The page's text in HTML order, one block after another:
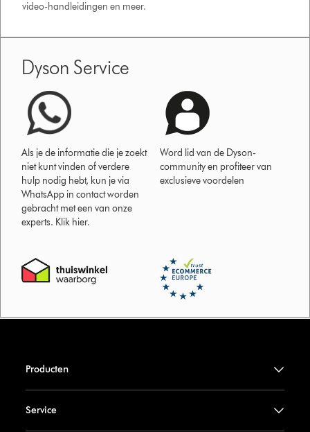
video-handleidingen en meer.
Dyson Service
Als je de informatie die je zoekt
niet kunt vinden of verdere
hulp nodig hebt, kun je via
WhatsApp in contact worden
gebracht met een van onze
experts. Klik hier.
Word lid van de Dyson-
community en profiteer van
exclusieve voordelen
Producten
Service